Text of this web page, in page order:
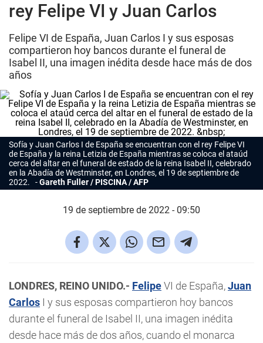
rey Felipe VI y Juan Carlos
Felipe VI de España, Juan Carlos I y sus esposas
compartieron hoy bancos durante el funeral de
Isabel II, una imagen inédita desde hace más de dos
años
Sofía y Juan Carlos I de España se encuentran con el rey Felipe VI
de España y la reina Letizia de España mientras se coloca el ataúd
cerca del altar en el funeral de estado de la reina Isabel II, celebrado
en la Abadía de Westminster, en Londres, el 19 de septiembre de
2022.
Gareth Fuller / PISCINA / AFP
19 de septiembre de 2022 - 09:50
LONDRES, REINO UNIDO.- FelipeVI de España,Juan
Carlos I y sus esposas compartieron hoy bancos
durante el funeral de Isabel II, una imagen inédita
desde hace más de dos años, cuando el monarca